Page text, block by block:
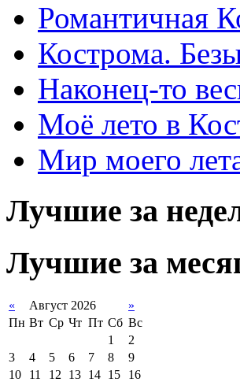
Романтичная
Кострома.
Наконец-то
Моё лето в
Мир моего
Лучшие за
Лучшие за
« Август 2026
»
Пн Вт Ср Чт Пт Сб Вс
1
2
3
4 5 6 7 8
9
10
11 12 13 14 15
16